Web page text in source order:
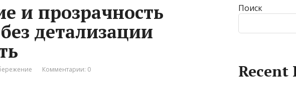
и прозрачность
детализации
Комментарии: 0
Поиск
Recent